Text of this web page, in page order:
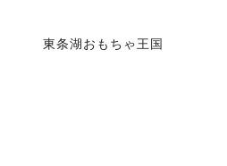
東条湖おもちゃ王国